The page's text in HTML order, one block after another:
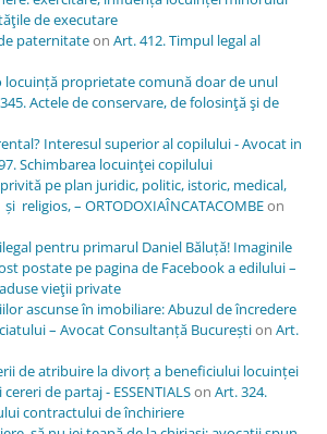
de executare
paternitateon Art. 412. Timpul legal al
locuință proprietate comună doar de unul
Actele de conservare, de folosinţă şi de
Interesul superior al copilului - Avocat in
Schimbarea locuinţei copilului
pe plan juridic, politic, istoric, medical,
religios, – ORTODOXIAÎNCATACOMBEon
pentru primarul Daniel Băluță! Imaginile
postate pe pagina de Facebook a edilului –
vieţii private
ascunse în imobiliare: Abuzul de încredere
– Avocat Consultanță Bucureștion Art.
de atribuire la divorț a beneficiului locuinței
de partaj - ESSENTIALSon Art. 324.
contractului de închiriere